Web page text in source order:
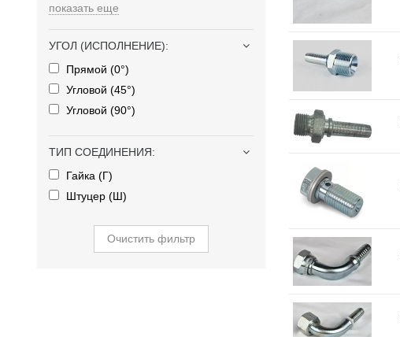
показать еще
УГОЛ (ИСПОЛНЕНИЕ):
Прямой (0°)
Угловой (45°)
Угловой (90°)
ТИП СОЕДИНЕНИЯ:
Гайка (Г)
Штуцер (Ш)
Очистить фильтр